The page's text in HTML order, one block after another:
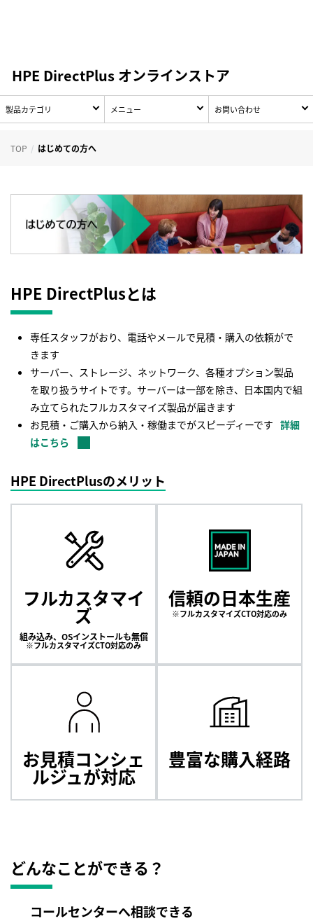
HPE DirectPlus オンラインストア
製品カテゴリ メニュー お問い合わせ
TOP はじめての方へ
HPE DirectPlusとは
専任スタッフがおり、電話やメールで見積・購入の依頼がで
きます
サーバー、ストレージ、ネットワーク、各種オプション製品
を取り扱うサイトです。サーバーは一部を除き、日本国内で組
み立てられたフルカスタマイズ製品が届きます
お見積・ご購入から納入・稼働までがスピーディーです 詳細
はこちら
HPE DirectPlusのメリット
フルカスタマイ
ズ
組み込み、OSインストールも無償
※フルカスタマイズCTO対応のみ
信頼の日本生産
※フルカスタマイズCTO対応のみ
お見積コンシェ
ルジュが対応
豊富な購入経路
どんなことができる？
コールセンターへ相談できる